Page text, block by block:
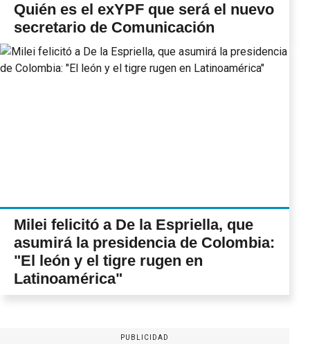
Quién es el exYPF que será el nuevo
secretario de Comunicación
Milei felicitó a De la Espriella, que
asumirá la presidencia de Colombia:
"El león y el tigre rugen en
Latinoamérica"
PUBLICIDAD